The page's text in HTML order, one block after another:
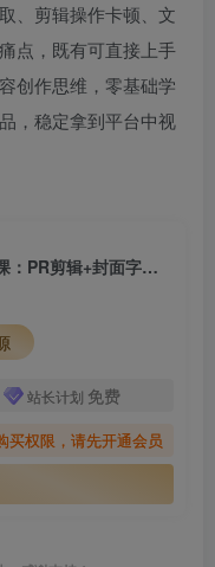
、剪辑操作卡顿、文
点，既有可直接上手
创作思维，零基础学
，稳定拿到平台中视
【2026.07.04】影视解说全流程实战课：PR剪辑+封面字幕制作+爆款文案公式+多账号案例深度拆解
站长计划 免费
买权限，请先开通会员